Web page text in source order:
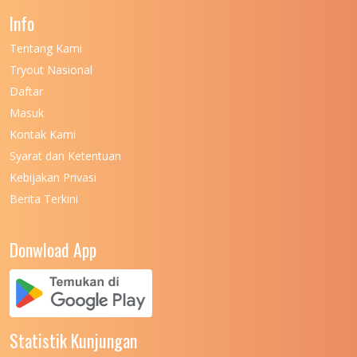
UNIVERSITAS NEGERI KHAIRUN
UNIVERSITAS NEGERI MANADO
UNIVERSITAS NEGERI MEDAN
UNIVERSITAS NEGERI PADANG
UNIVERSITAS NUSA CENDANA
UNIVERSITAS PADJADJARAN
Info
Tentang Kami
Tryout Nasional
Daftar
Masuk
Kontak Kami
Syarat dan Ketentuan
Kebijakan Privasi
Berita Terkini
Donwload App
Statistik Kunjungan